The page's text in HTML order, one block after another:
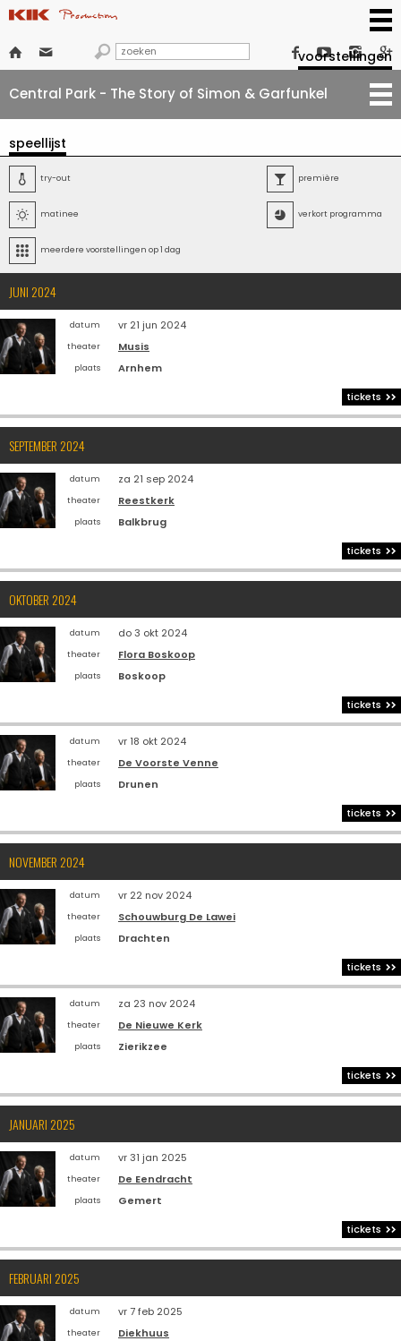
      
voorstellingen
Central Park - The Story of Simon & Garfunkel
speellijst
 try-out  première
 matinee  verkort programma
 meerdere voorstellingen op 1 dag
JUNI 2024
datum vr 21 jun 2024
theater Musis
plaats
Arnhem
tickets
SEPTEMBER 2024
datum za 21 sep 2024
theater Reestkerk
plaats
Balkbrug
tickets
OKTOBER 2024
datum do 3 okt 2024
theater Flora Boskoop
plaats
Boskoop
tickets
datum vr 18 okt 2024
theater De Voorste Venne
plaats
Drunen
tickets
NOVEMBER 2024
datum vr 22 nov 2024
theater Schouwburg De Lawei
plaats
Drachten
tickets
datum za 23 nov 2024
theater De Nieuwe Kerk
plaats
Zierikzee
tickets
JANUARI 2025
datum vr 31 jan 2025
theater De Eendracht
plaats
Gemert
tickets
FEBRUARI 2025
datum vr 7 feb 2025
theater Diekhuus